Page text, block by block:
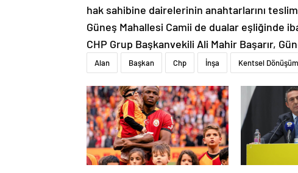
hak sahibine dairelerinin anahtarlarını
Güneş Mahallesi Camii de dualar eşliğinde
CHP Grup Başkanvekili Ali Mahir Başarır,
Alan Başkan Chp İnşa Kentsel